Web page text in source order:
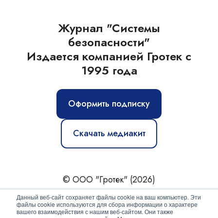
Данный веб-сайт сохраняет файлы cookie на ваш компьютер. Эти
файлы cookie используются для сбора информации о характере
вашего взаимодействия с нашим веб-сайтом. Они также
Журнал "Системы
безопасности"
Издается компанией Гротек с
1995 года
Оформить подписку
Скачать медиакит
© ООО "Гротек" (2026)
Новости|Статьи|Обзоры|Журнал|О нас